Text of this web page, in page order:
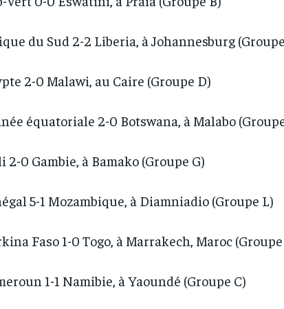
you
1-YEAR
/ year
Pay now and you get access to exclusive
you
1-YEAR
/ year
Pay now and you get access to exclusive
du Sud 2-2 Liberia, à Johannesburg
2-0 Malawi, au Caire (Groupe D)
équatoriale 2-0 Botswana, à Malabo
2-0 Gambie, à Bamako (Groupe G)
5-1 Mozambique, à Diamniadio (Groupe L)
Faso 1-0 Togo, à Marrakech, Maroc (Groupe
1-1 Namibie, à Yaoundé (Groupe C)